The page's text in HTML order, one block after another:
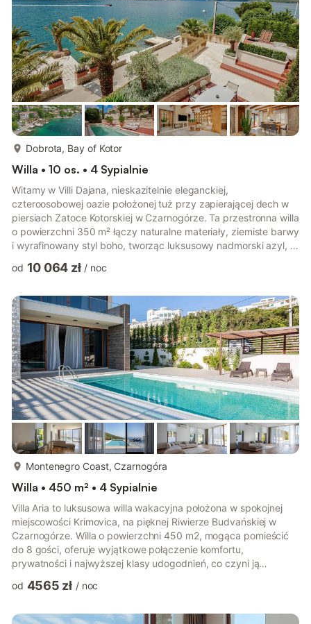
Dobrota, Bay of Kotor
Willa • 10 os. • 4 Sypialnie
Witamy w Villi Dajana, nieskazitelnie eleganckiej,
czteroosobowej oazie położonej tuż przy zapierającej dech w
piersiach Zatoce Kotorskiej w Czarnogórze. Ta przestronna willa
o powierzchni 350 m² łączy naturalne materiały, ziemiste barwy
i wyrafinowany styl boho, tworząc luksusowy nadmorski azyl, w
góry, ta nadmorska posiadłość jest idealnym miejscem na
wyrafinowania. Na parterze znajduje się ciepła, otwarta
przestrzeń, gdzie design spotyka się z funkcjonalnością.
Przestro...
od 10 064 zł / noc
Montenegro Coast, Czarnogóra
Willa • 450 m² • 4 Sypialnie
Villa Aria to luksusowa willa wakacyjna położona w spokojnej
miejscowości Krimovica, na pięknej Riwierze Budvańskiej w
Czarnogórze. Willa o powierzchni 450 m2, mogąca pomieścić
do 8 gości, oferuje wyjątkowe połączenie komfortu,
prywatności i najwyższej klasy udogodnień, co czyni ją
relaksującego wypoczynku w stylu śródziemnomorskim. Willa
salonem połączonym z w pełni wyposażoną, nowoczesną
od 4565 zł / noc